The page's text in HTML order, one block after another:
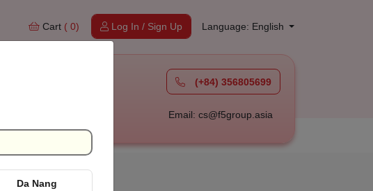
Cart ( 0) Log In / Sign Up Language: English
(+84) 356805699
Email: cs@f5group.asia
Da Nang